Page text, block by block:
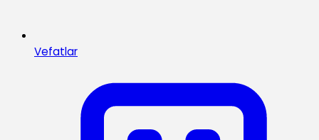
Vefatlar